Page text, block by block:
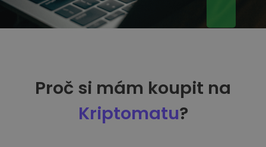
Proč si mám koupit na
Kriptomatu?